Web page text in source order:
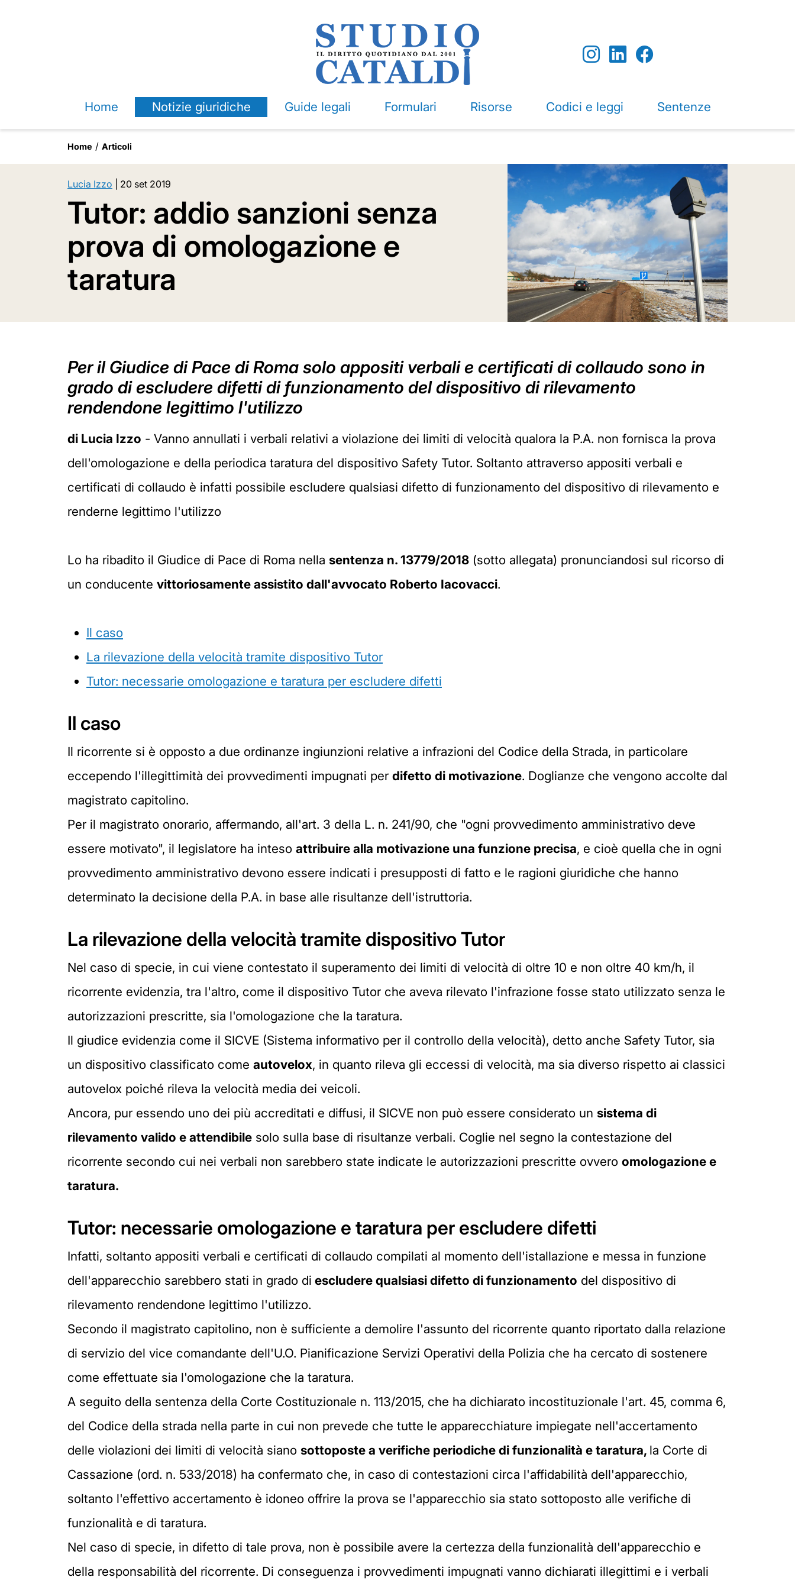
Home Notizie giuridiche Guide legali Formulari Risorse Codici e leggi Sentenze
Home Articoli
Lucia Izzo 20 set 2019
Tutor: addio sanzioni senza
prova di omologazione e
taratura
Per il Giudice di Pace di Roma solo appositi verbali e certificati di collaudo sono in
grado di escludere difetti di funzionamento del dispositivo di rilevamento
rendendone legittimo l'utilizzo
di Lucia Izzo - Vanno annullati i verbali relativi a violazione dei limiti di velocità qualora la P.A. non fornisca la prova
dell'omologazione e della periodica taratura del dispositivo Safety Tutor. Soltanto attraverso appositi verbali e
certificati di collaudo è infatti possibile escludere qualsiasi difetto di funzionamento del dispositivo di rilevamento e
renderne legittimo l'utilizzo
Lo ha ribadito il Giudice di Pace di Roma nella sentenza n. 13779/2018 (sotto allegata) pronunciandosi sul ricorso di
un conducente vittoriosamente assistito dall'avvocato Roberto Iacovacci.
Il caso
La rilevazione della velocità tramite dispositivo Tutor
Tutor: necessarie omologazione e taratura per escludere difetti
Il caso
Il ricorrente si è opposto a due ordinanze ingiunzioni relative a infrazioni del Codice della Strada, in particolare
eccependo l'illegittimità dei provvedimenti impugnati per difetto di motivazione. Doglianze che vengono accolte dal
magistrato capitolino.
Per il magistrato onorario, affermando, all'art. 3 della L. n. 241/90, che "ogni provvedimento amministrativo deve
essere motivato", il legislatore ha inteso attribuire alla motivazione una funzione precisa, e cioè quella che in ogni
provvedimento amministrativo devono essere indicati i presupposti di fatto e le ragioni giuridiche che hanno
determinato la decisione della P.A. in base alle risultanze dell'istruttoria.
La rilevazione della velocità tramite dispositivo Tutor
Nel caso di specie, in cui viene contestato il superamento dei limiti di velocità di oltre 10 e non oltre 40 km/h, il
ricorrente evidenzia, tra l'altro, come il dispositivo Tutor che aveva rilevato l'infrazione fosse stato utilizzato senza le
autorizzazioni prescritte, sia l'omologazione che la taratura.
Il giudice evidenzia come il SICVE (Sistema informativo per il controllo della velocità), detto anche Safety Tutor, sia
un dispositivo classificato come autovelox, in quanto rileva gli eccessi di velocità, ma sia diverso rispetto ai classici
autovelox poiché rileva la velocità media dei veicoli.
Ancora, pur essendo uno dei più accreditati e diffusi, il SICVE non può essere considerato un sistema di
rilevamento valido e attendibile solo sulla base di risultanze verbali. Coglie nel segno la contestazione del
ricorrente secondo cui nei verbali non sarebbero state indicate le autorizzazioni prescritte ovvero omologazione e
taratura.
Tutor: necessarie omologazione e taratura per escludere difetti
Infatti, soltanto appositi verbali e certificati di collaudo compilati al momento dell'istallazione e messa in funzione
dell'apparecchio sarebbero stati in grado di escludere qualsiasi difetto di funzionamento del dispositivo di
rilevamento rendendone legittimo l'utilizzo.
Secondo il magistrato capitolino, non è sufficiente a demolire l'assunto del ricorrente quanto riportato dalla relazione
di servizio del vice comandante dell'U.O. Pianificazione Servizi Operativi della Polizia che ha cercato di sostenere
come effettuate sia l'omologazione che la taratura.
A seguito della sentenza della Corte Costituzionale n. 113/2015, che ha dichiarato incostituzionale l'art. 45, comma 6,
del Codice della strada nella parte in cui non prevede che tutte le apparecchiature impiegate nell'accertamento
delle violazioni dei limiti di velocità siano sottoposte a verifiche periodiche di funzionalità e taratura, la Corte di
Cassazione (ord. n. 533/2018) ha confermato che, in caso di contestazioni circa l'affidabilità dell'apparecchio,
soltanto l'effettivo accertamento è idoneo offrire la prova se l'apparecchio sia stato sottoposto alle verifiche di
funzionalità e di taratura.
Nel caso di specie, in difetto di tale prova, non è possibile avere la certezza della funzionalità dell'apparecchio e
della responsabilità del ricorrente. Di conseguenza i provvedimenti impugnati vanno dichiarati illegittimi e i verbali